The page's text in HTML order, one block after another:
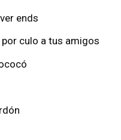
ends
culo a tus amigos